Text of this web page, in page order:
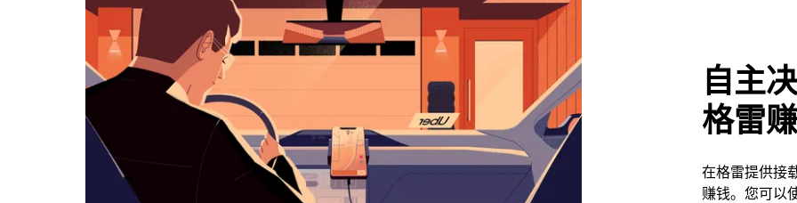
历
择
期。
按
自主
格雷
在格雷提供接
赚钱。您可以